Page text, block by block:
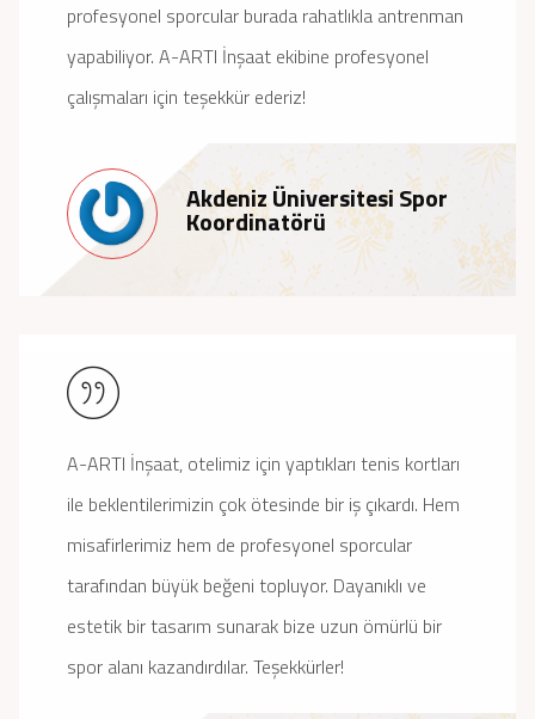
profesyonel sporcular burada rahatlıkla antrenman
yapabiliyor. A-ARTI İnşaat ekibine profesyonel
çalışmaları için teşekkür ederiz!
Akdeniz Üniversitesi Spor
Koordinatörü
A-ARTI İnşaat, otelimiz için yaptıkları tenis kortları
ile beklentilerimizin çok ötesinde bir iş çıkardı. Hem
misafirlerimiz hem de profesyonel sporcular
tarafından büyük beğeni topluyor. Dayanıklı ve
estetik bir tasarım sunarak bize uzun ömürlü bir
spor alanı kazandırdılar. Teşekkürler!